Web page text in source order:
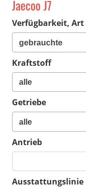
Jaecoo J7
Verfügbarkeit, Art
Kraftstoff
Getriebe
Antrieb
Ausstattungslinie